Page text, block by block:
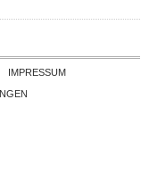
IMPRESSUM